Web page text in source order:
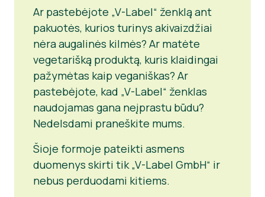
Ar pastebėjote „V-Label“ ženklą ant
pakuotės, kurios turinys akivaizdžiai
nėra augalinės kilmės? Ar matėte
vegetarišką produktą, kuris klaidingai
pažymėtas kaip veganiškas? Ar
pastebėjote, kad „V-Label“ ženklas
naudojamas gana neįprastu būdu?
Nedelsdami praneškite mums.
Šioje formoje pateikti asmens
duomenys skirti tik „V-Label GmbH“ ir
nebus perduodami kitiems.